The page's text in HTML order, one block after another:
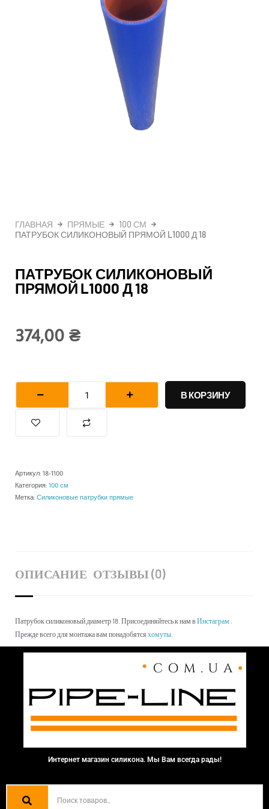
ГЛАВНАЯ ПРЯМЫЕ
100 СМ
ПАТРУБОК СИЛИКОНОВЫЙ ПРЯМОЙ L1000 Д 18
ПАТРУБОК СИЛИКОНОВЫЙ
ПРЯМОЙ L1000 Д 18
374,00 ₴
Количество
товара
силиконовый
В КОРЗИНУ
Артикул: 18-1100
Категория: 100 см
Метка: Силиконовые патрубки прямые
ОПИСАНИЕ ОТЗЫВЫ (0)
Патрубок силиконовый диаметр 18. Присоединяйтесь к нам в Инстаграм
Прежде всего для монтажа вам понадобятся хомуты
Интернет магазин силикона. Мы Вам всегда рады!